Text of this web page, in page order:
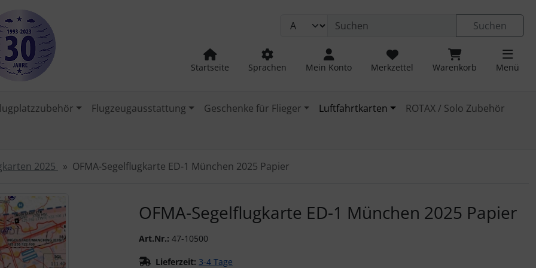
Suchen
Startseite Sprachen Mein Konto Merkzettel Warenkorb Menü
Flugzeugausstattung Geschenke für Flieger Luftfahrtkarten ROTAX / Solo Zubehör
2025 OFMA-Segelflugkarte ED-1 München 2025 Papier
OFMA-Segelflugkarte ED-1 München 2025 Papier
Art.Nr.: 47-10500
Lieferzeit: 3-4 Tage
" und "Vor-Button" nutzen, um zwischen den Bildern zu navigieren. Zum Vergrößern klicken Sie auf das Bild.